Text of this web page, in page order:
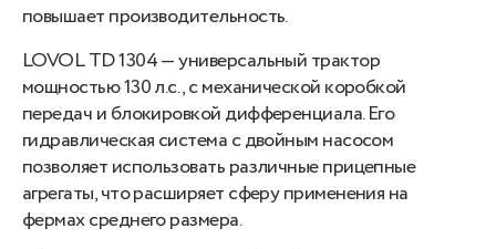
повышает производительность.
LOVOL TD 1304 — универсальный трактор
мощностью 130 л.с., с механической коробкой
передач и блокировкой дифференциала. Его
гидравлическая система с двойным насосом
позволяет использовать различные прицепные
агрегаты, что расширяет сферу применения на
фермах среднего размера.